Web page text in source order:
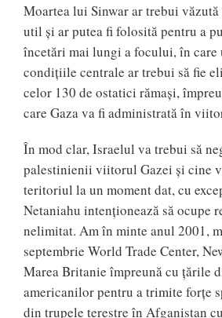
Moartea lui Sinwar ar trebui
util și ar putea fi folosită pentru a
încetări mai lungi a focului, în care
condițiile centrale ar trebui să fie
celor 130 de ostatici rămași,
care Gaza va fi administrată în
În mod clar, Israelul va trebui să
palestinienii viitorul Gazei și cine
teritoriul la un moment dat, cu
Netaniahu intenționează să ocupe
nelimitat. Am în minte anul 2001,
septembrie World Trade Center,
Marea Britanie împreună cu țările
americanilor pentru a trimite forțe
din trupele terestre în Afganistan